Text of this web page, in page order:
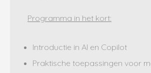
Programma in het kort:
Introductie in AI en Copilot
Praktische toepassingen voor